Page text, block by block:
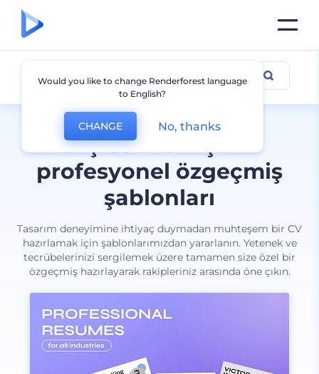
İş bulmak için
profesyonel özgeçmiş
şablonları
Tasarım deneyimine ihtiyaç duymadan muhteşem bir CV
hazırlamak için şablonlarımızdan yararlanın. Yetenek ve
tecrübelerinizi sergilemek üzere tamamen size özel bir
özgeçmiş hazırlayarak rakipleriniz arasında öne çıkın.
CV
Would you like to change Renderforest language
to English?
CHANGE No, thanks